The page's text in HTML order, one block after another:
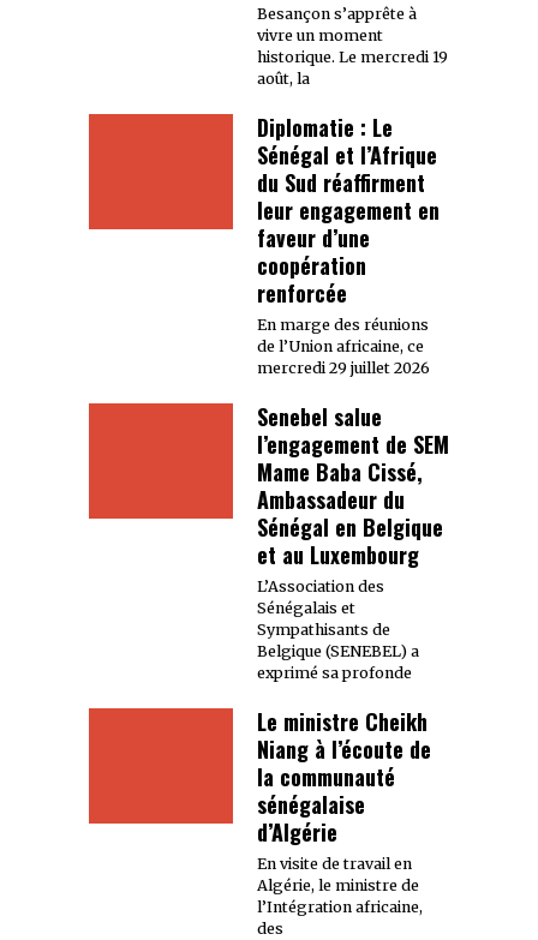
Besançon s’apprête à
vivre un moment
historique. Le mercredi 19
août, la
Diplomatie : Le
Sénégal et l’Afrique
du Sud réaffirment
leur engagement en
faveur d’une
coopération
renforcée
En marge des réunions
de l’Union africaine, ce
mercredi 29 juillet 2026
Senebel salue
l’engagement de SEM
Mame Baba Cissé,
Ambassadeur du
Sénégal en Belgique
et au Luxembourg
L’Association des
Sénégalais et
Sympathisants de
Belgique (SENEBEL) a
exprimé sa profonde
Le ministre Cheikh
Niang à l’écoute de
la communauté
sénégalaise
d’Algérie
En visite de travail en
Algérie, le ministre de
l’Intégration africaine,
des